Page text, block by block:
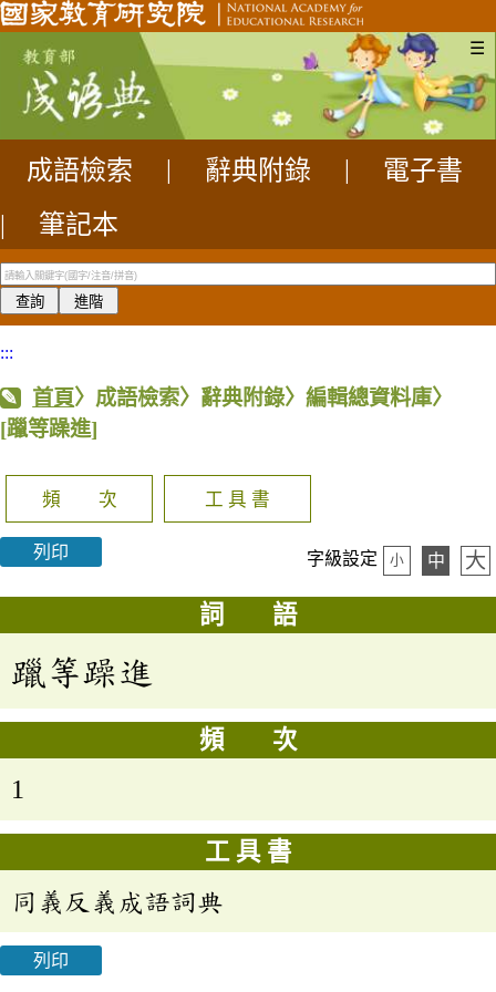
☰
成語檢索 辭典附錄
電子書
|
筆記本
:::
首頁〉成語檢索〉辭典附錄〉編輯總資料庫〉
[躐等躁進]
頻 次 工 具 書
列印 字級設定 小 中 大
詞 語
躐等躁進
頻 次
1
工 具 書
同義反義成語詞典
列印